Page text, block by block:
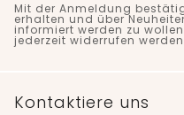
Mit der Anmeldung
erhalten und über
informiert werden zu
jederzeit widerrufen
Kontaktiere uns